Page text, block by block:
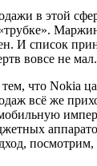
в этой
И список
вовсе не мал.
тем, что Nokia
всё же
посмотрим,